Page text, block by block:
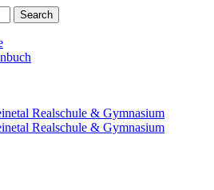
Search
Realschule & Gymnasium
Realschule & Gymnasium